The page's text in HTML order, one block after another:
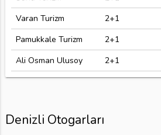
Varan Turizm
2+1
Pamukkale Turizm
2+1
Ali Osman Ulusoy
2+1
Denizli Otogarları